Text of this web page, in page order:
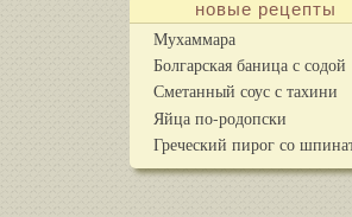
новые рецепты
Мухаммара
Болгарская баница с содой
Сметанный соус с тахини
Яйца по-родопски
Греческий пирог со